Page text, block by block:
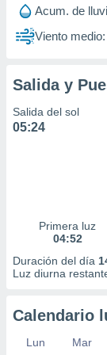
Acum. de
Viento medio:
Salida y
Salida del sol
05:24
Primera luz
04:52
Duración del día
Luz diurna
Calendario
Lun Mar